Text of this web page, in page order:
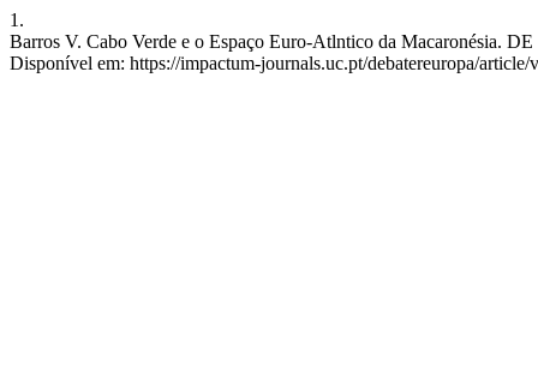
1.
Barros V. Cabo Verde e o Espaço Euro-Atlntico da Macaronésia.
Disponível em: https://impactum-journals.uc.pt/debatereuropa/article/